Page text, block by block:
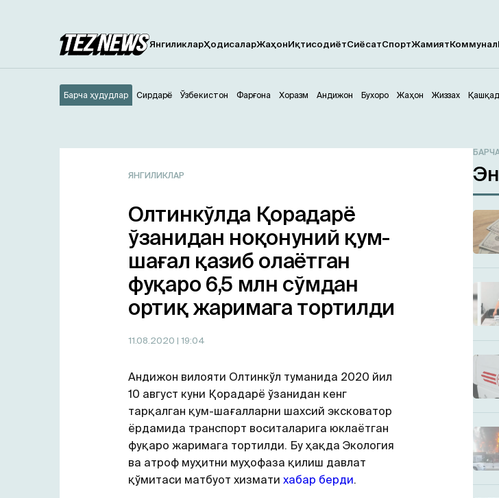
ЯнгиликларҲодисаларЖаҳонИқтисодиётСиёсатСпортЖамиятКоммунал
Андижон
Барча ҳудудлар Бухоро Жаҳон Жиззах
Сирдарё Ўзбекистон Фарғона Хоразм
ЯНГИЛИКЛАР
Олтинкўлда Қорадарё
ўзанидан ноқонуний қум-
шағал қазиб олаётган
фуқаро 6,5 млн сўмдан
ортиқ жаримага тортилди
11.08.2020 | 19:04
Андижон вилояти Олтинкўл туманида 2020 йил
10 август куни Қорадарё ўзанидан кенг
тарқалган қум-шағалларни шахсий эксковатор
ёрдамида транспорт воситаларига юклаётган
фуқаро жаримага тортилди. Бу ҳақда Экология
ва атроф муҳитни муҳофаза қилиш давлат
қўмитаси матбуот хизмати хабар берди.